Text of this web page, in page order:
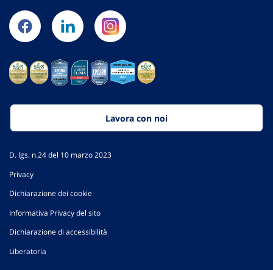
Lavora con noi
D. lgs. n.24 del 10 marzo 2023
Privacy
Dichiarazione dei cookie
Informativa Privacy del sito
Dichiarazione di accessibilità
Liberatoria